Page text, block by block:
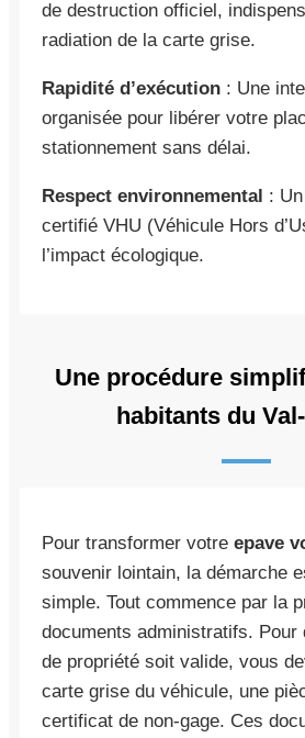
de destruction officiel,
radiation de la carte grise.
Rapidité d’exécution : Une
organisée pour libérer votre
stationnement sans délai.
Respect environnemental :
certifié VHU (Véhicule Hors
l’impact écologique.
Une procédure
habitants du
Pour transformer votre epave
souvenir lointain, la démarche
simple. Tout commence par la
documents administratifs. Pour
de propriété soit valide, vous
carte grise du véhicule, une
certificat de non-gage. Ces